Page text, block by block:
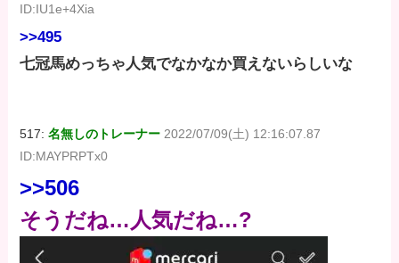
ID:IU1e+4Xia
>>495
七冠馬めっちゃ人気でなかなか買えないらしいな
517:名無しのトレーナー 2022/07/09(土) 12:16:07.87
ID:MAYPRPTx0
>>506
そうだね…人気だね…?